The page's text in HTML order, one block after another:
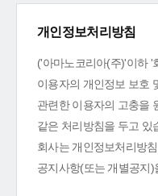
개인정보처리방침
('아마노코리아(주)'이하 '
이용자의 개인정보 보호
관련한 이용자의 고충을
같은 처리방침을 두고 있
회사는 개인정보처리방
공지사항(또는 개별공지)